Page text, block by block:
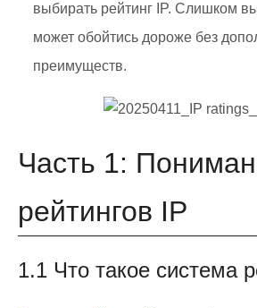
выбирать рейтинг IP. Слишком
может обойтись дороже без
преимуществ.
Часть 1:
рейтингов IP
1.1 Что такое система